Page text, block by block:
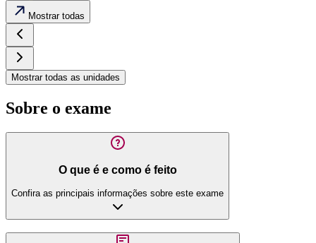
Mostrar todas
Mostrar todas as unidades
Sobre o exame
O que é e como é feito
Confira as principais informações sobre este exame